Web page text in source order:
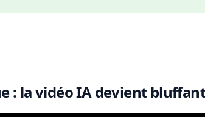
: la vidéo IA devient